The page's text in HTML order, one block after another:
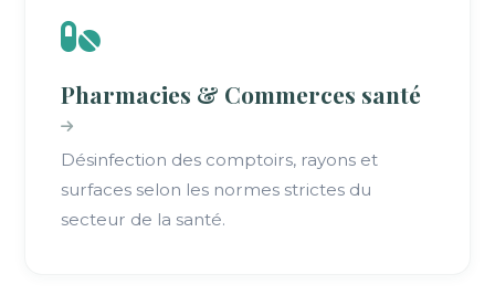
Pharmacies & Commerces santé
Désinfection des comptoirs, rayons et
surfaces selon les normes strictes du
secteur de la santé.